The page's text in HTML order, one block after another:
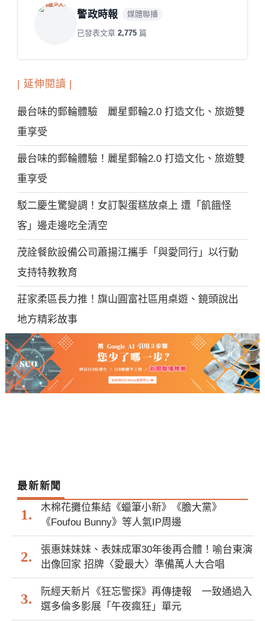
警政時報 媒體聯播
已發表文章2,775 篇
| 延伸閱讀 |
最台味的郵輪體驗 麗星郵輪2.0 打造文化、旅遊雙
重享受
最台味的郵輪體驗！麗星郵輪2.0 打造文化、旅遊雙
重享受
駁二慶生驚變調！女訂製蛋糕放桌上 遭「飢餓怪
客」邊走邊吃全清空
茂詮餐飲設備公司蕭揚江攜手「與愛同行」以行動
支持特教教育
莊家柔區長力推！旗山圓富社區用桌遊、鏡頭說出
地方精彩故事
最新新聞
木棉花攤位集結《蠟筆小新》《膽大黨》
《Foufou Bunny》等人氣IP周邊
張惠妹妹妹、表妹成軍30年後再合體！喻台東演
出像回家 招牌〈愛最大〉準備萬人大合唱
阮經天新片《狂忘警探》再傳捷報 一致通過入
選多倫多影展「午夜瘋狂」單元